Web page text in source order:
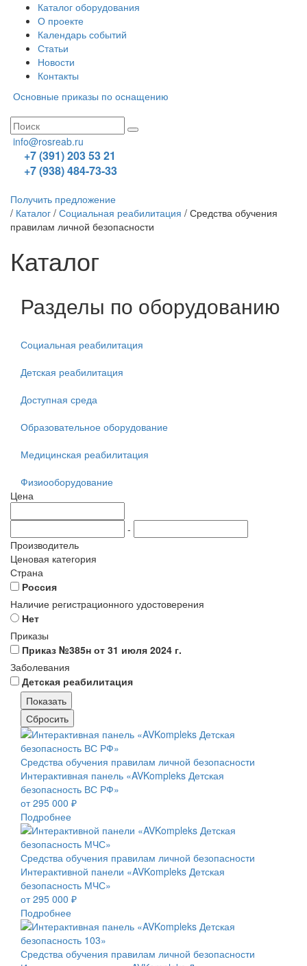
Каталог оборудования
О проекте
Календарь событий
Статьи
Новости
Контакты
Основные приказы по оснащению
info@rosreab.ru
+7 (391) 203 53 21
+7 (938) 484-73-33
Получить предложение
/ Каталог / Социальная реабилитация / Средства обучения
правилам личной безопасности
Каталог
Разделы по оборудованию
Социальная реабилитация
Детская реабилитация
Доступная среда
Образовательное оборудование
Медицинская реабилитация
Физиооборудование
Цена
-
Производитель
Ценовая категория
Страна
Россия
Наличие регистрационного удостоверения
Нет
Приказы
Приказ №385н от 31 июля 2024 г.
Заболевания
Детская реабилитация
Средства обучения правилам личной безопасности
Интерактивная панель «AVKompleks Детская
безопасность ВС РФ»
от 295 000 ₽
Подробнее
Средства обучения правилам личной безопасности
Интерактивной панели «AVKompleks Детская
безопасность МЧС»
от 295 000 ₽
Подробнее
Средства обучения правилам личной безопасности